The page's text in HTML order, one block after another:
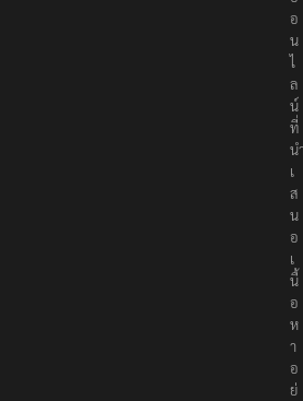
อ
น
ไ
ล
น์
ที่
น
เ
ส
น
อ
เ
นื้
อ
ห
า
อ
ย่